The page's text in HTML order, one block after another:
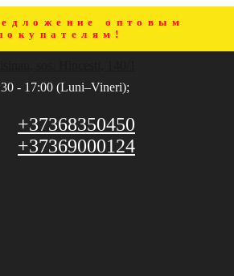
оптовым
- 17:00 (Luni–Vineri);
+37368350450
+37369000124